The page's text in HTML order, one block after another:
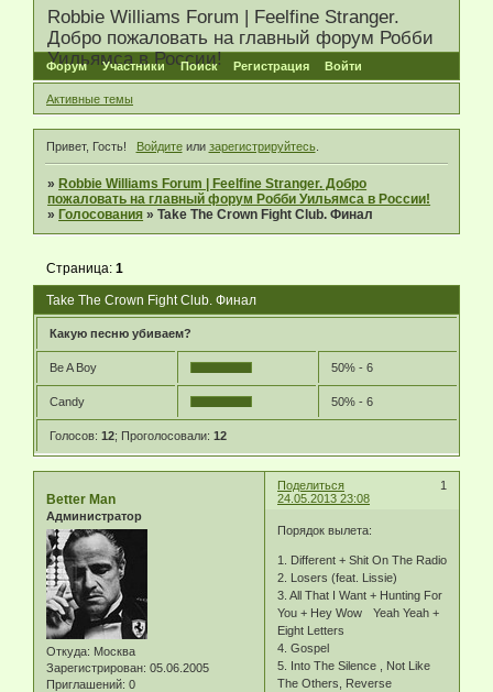
Robbie Williams Forum | Feelfine Stranger.
Добро пожаловать на главный форум Робби
Уильямса в России!
Форум Участники Поиск Регистрация Войти
Активные темы
Привет, Гость! Войдитеили зарегистрируйтесь.
» Robbie Williams Forum | Feelfine Stranger. Добро
пожаловать на главный форум Робби Уильямса в России!
» Голосования »Take The Crown Fight Club. Финал
Take The Crown Fight Club. Финал
Страница:1
Какую песню убиваем?
Be A Boy 50% - 6
Candy 50% - 6
Голосов: 12; Проголосовали: 12
Поделиться
1
24.05.2013 23:08
Better Man
Администратор
Откуда: Москва
Зарегистрирован: 05.06.2005
Приглашений: 0
Порядок вылета:
1. Different + Shit On The Radio
2. Losers (feat. Lissie)
3. All That I Want + Hunting For
You + Hey Wow Yeah Yeah +
Eight Letters
4. Gospel
5. Into The Silence , Not Like
The Others, Reverse